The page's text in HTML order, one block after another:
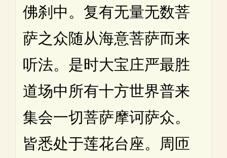
佛刹中。复有无量无数菩
萨之众随从海意菩萨而来
听法。是时大宝庄严最胜
道场中所有十方世界普来
集会一切菩萨摩诃萨众。
皆悉处于莲花台座。周匝